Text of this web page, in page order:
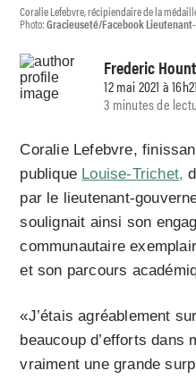
Coralie Lefebvre, récipiendaire de la
Photo:Gracieuseté/Facebook
Frederic
12 mai 2021 à
3 minutes de
Coralie Lefebvre,
publique Louise-Trichet,
par le lieutenant-
soulignait ainsi son
communautaire
et son parcours
«J’étais agréablement
beaucoup d’efforts dans
vraiment une grande